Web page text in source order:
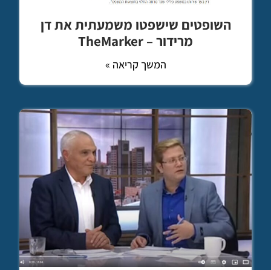
השופטים שישפטו משמעתית את דן
מרידור – TheMarker
המשך קריאה »